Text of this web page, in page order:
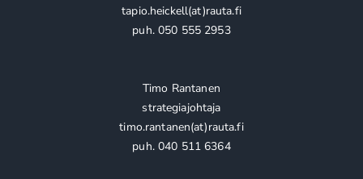
tapio.heickell(at)rauta.fi
puh. 050 555 2953
Timo Rantanen
strategiajohtaja
timo.rantanen(at)rauta.fi
puh. 040 511 6364